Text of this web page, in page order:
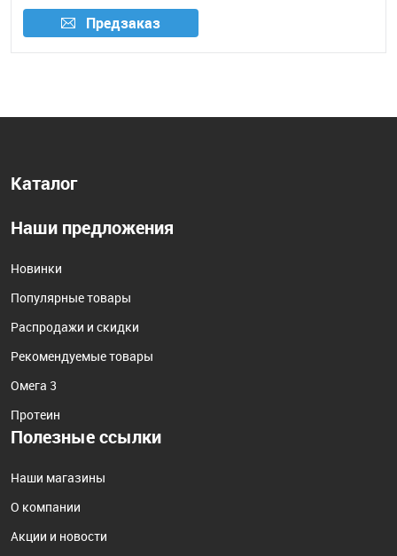
Предзаказ
Каталог
Наши предложения
Новинки
Популярные товары
Распродажи и скидки
Рекомендуемые товары
Омега 3
Протеин
Полезные ссылки
Наши магазины
О компании
Акции и новости